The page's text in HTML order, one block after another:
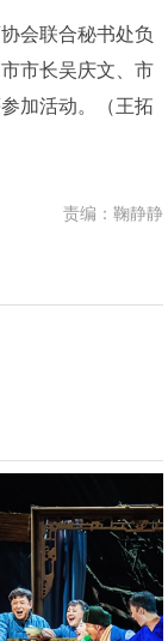
会联合秘书处负
市长吴庆文、市
加活动。（王拓
责编：鞠静静